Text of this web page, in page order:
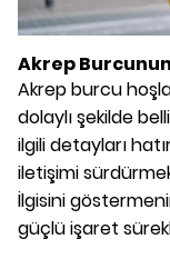
Akrep Burcunun
Akrep burcu
dolaylı şekilde
ilgili detayları
iletişimi
İlgisini
güçlü işaret